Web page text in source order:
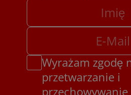
Wyrażam zgodę
przetwarzanie i